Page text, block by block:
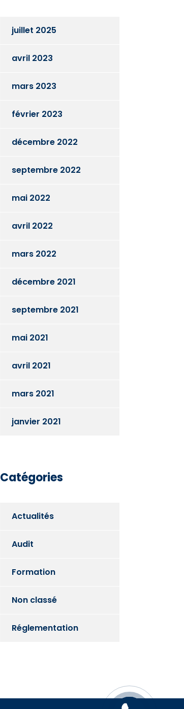
juillet 2025
avril 2023
mars 2023
février 2023
décembre 2022
septembre 2022
mai 2022
avril 2022
mars 2022
décembre 2021
septembre 2021
mai 2021
avril 2021
mars 2021
janvier 2021
Catégories
Actualités
Audit
Formation
Non classé
Réglementation